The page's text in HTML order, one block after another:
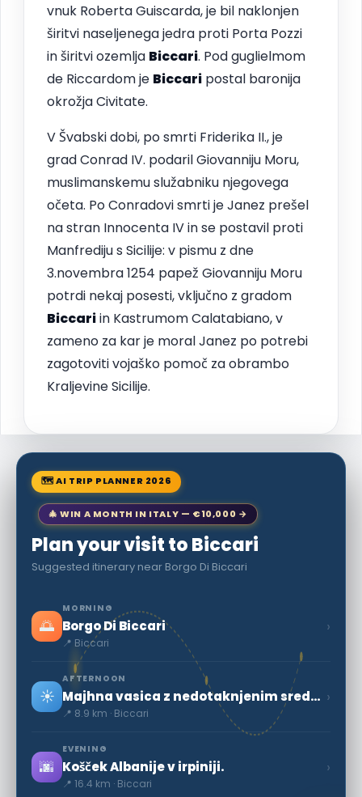
vnuk Roberta Guiscarda, je bil naklonjen
širitvi naseljenega jedra proti Porta Pozzi
in širitvi ozemlja Biccari. Pod guglielmom
de Riccardom je Biccari postal baronija
okrožja Civitate.
V Švabski dobi, po smrti Friderika II., je
grad Conrad IV. podaril Giovanniju Moru,
muslimanskemu služabniku njegovega
očeta. Po Conradovi smrti je Janez prešel
na stran Innocenta IV in se postavil proti
Manfrediju s Sicilije: v pismu z dne
3.novembra 1254 papež Giovanniju Moru
potrdi nekaj posesti, vključno z gradom
Biccariin Kastrumom Calatabiano, v
zameno za kar je moral Janez po potrebi
zagotoviti vojaško pomoč za obrambo
Kraljevine Sicilije.
🗺 AI TRIP PLANNER 2026
🎄 WIN A MONTH IN ITALY — €10,000 →
Plan your visit to Biccari
Suggested itinerary near Borgo Di Biccari
🌅
MORNING
Borgo Di Biccari
📍 Biccari
›
☀️
AFTERNOON
Majhna vasica z nedotaknjenim srednjeveškim šarmom.
📍 8.9 km · Biccari
›
🌆
EVENING
Košček Albanije v irpiniji.
📍 16.4 km · Biccari
›